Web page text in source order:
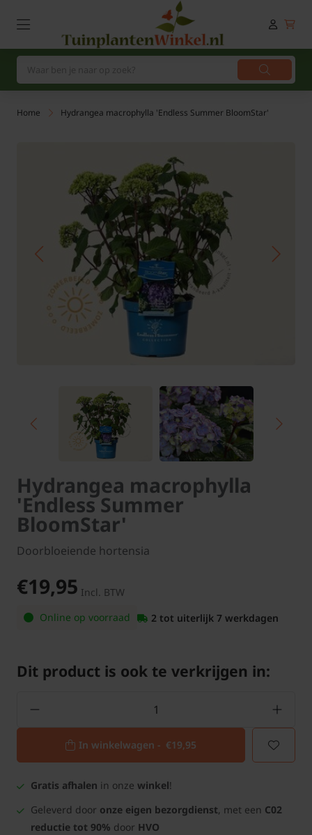
Home Hydrangea macrophylla 'Endless Summer BloomStar'
Hydrangea macrophylla
'Endless Summer
BloomStar'
Doorbloeiende hortensia
€19,95 Incl. BTW
Online op voorraad
2 tot uiterlijk 7 werkdagen
Dit product is ook te verkrijgen in:
In winkelwagen - €19,95
Gratis afhalen in onze winkel!
Geleverd door onze eigen bezorgdienst, met een C02
reductie tot 90% door HVO